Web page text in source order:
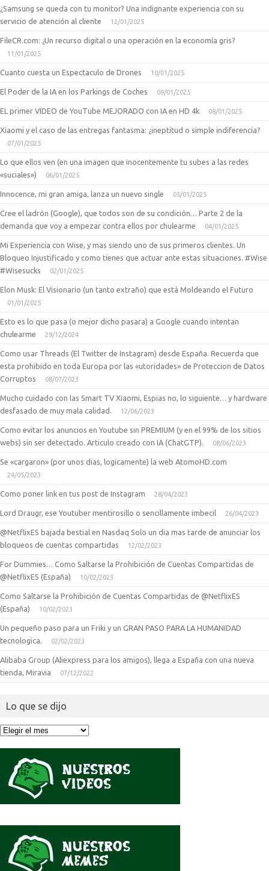
¿Samsung se queda con tu monitor? Una indignante experiencia con su
servicio de atención al cliente
12/01/2025
FileCR.com: ¿Un recurso digital o una operación en la economía gris?
11/01/2025
Cuanto cuesta un Espectaculo de Drones 10/01/2025
El Poder de la IA en los Parkings de Coches 09/01/2025
EL primer VIDEO de YouTube MEJORADO con IA en HD 4k 08/01/2025
Xiaomi y el caso de las entregas fantasma: ¿ineptitud o simple indiferencia?
07/01/2025
Lo que ellos ven (en una imagen que inocentemente tu subes a las redes
«suciales»)
06/01/2025
Innocence, mi gran amiga, lanza un nuevo single 05/01/2025
Cree el ladrón (Google), que todos son de su condición… Parte 2 de la
demanda que voy a empezar contra ellos por chulearme
04/01/2025
Mi Experiencia con Wise, y mas siendo uno de sus primeros clientes. Un
Bloqueo Injustificado y como tienes que actuar ante estas situaciones. #Wise
#Wisesucks
02/01/2025
Elon Musk: El Visionario (un tanto extraño) que está Moldeando el Futuro
01/01/2025
Esto es lo que pasa (o mejor dicho pasara) a Google cuando intentan
chulearme
29/12/2024
Como usar Threads (El Twitter de Instagram) desde España. Recuerda que
esta prohibido en toda Europa por las «utoridades» de Proteccion de Datos
Corruptos
08/07/2023
Mucho cuidado con las Smart TV Xiaomi, Espias no, lo siguiente… y hardware
desfasado de muy mala calidad.
12/06/2023
Como evitar los anuncios en Youtube sin PREMIUM (y en el 99% de los sitios
webs) sin ser detectado. Articulo creado con IA (ChatGTP).
08/06/2023
Se «cargaron» (por unos dias, logicamente) la web AtomoHD.com
24/05/2023
Como poner link en tus post de Instagram 28/04/2023
Lord Draugr, ese Youtuber mentirosillo o sencillamente imbecil 26/04/2023
@NetflixES bajada bestial en Nasdaq Solo un dia mas tarde de anunciar los
bloqueos de cuentas compartidas
12/02/2023
For Dummies… Como Saltarse la Prohibición de Cuentas Compartidas de
@NetflixES (España)
10/02/2023
Como Saltarse la Prohibición de Cuentas Compartidas de @NetflixES
(España)
10/02/2023
Un pequeño paso para un Friki y un GRAN PASO PARA LA HUMANIDAD
tecnologica.
02/02/2023
Alibaba Group (Aliexpress para los amigos), llega a España con una nueva
tienda, Miravia
07/12/2022
Lo que se dijo
Lo